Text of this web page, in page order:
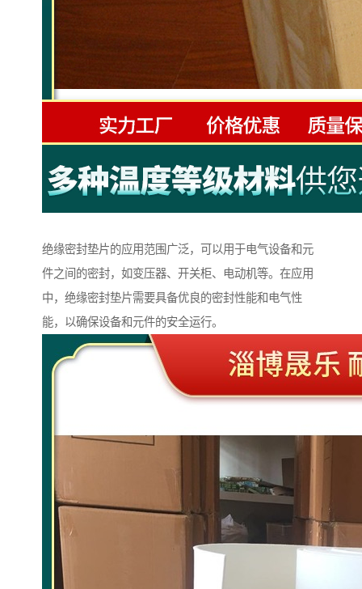
绝缘密封垫片的应用范围广泛，可以用于电气设备和元
件之间的密封，如变压器、开关柜、电动机等。在应用
中，绝缘密封垫片需要具备优良的密封性能和电气性
能，以确保设备和元件的安全运行。